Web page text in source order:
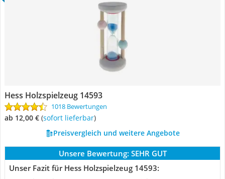
Hess Holzspielzeug 14593
1018 Bewertungen
ab 12,00 € ( Sofort lieferbar)
Preisvergleich und weitere Angebote
Unsere Bewertung: SEHR GUT
Unser Fazit für Hess Holzspielzeug 14593: